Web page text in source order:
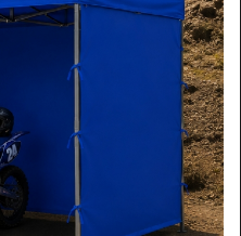
página principal
HOME